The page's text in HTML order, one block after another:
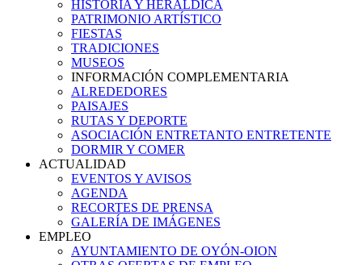
HISTORIA Y HERÁLDICA
PATRIMONIO ARTÍSTICO
FIESTAS
TRADICIONES
MUSEOS
INFORMACIÓN COMPLEMENTARIA
ALREDEDORES
PAISAJES
RUTAS Y DEPORTE
ASOCIACIÓN ENTRETANTO ENTRETENTE
DORMIR Y COMER
ACTUALIDAD
EVENTOS Y AVISOS
AGENDA
RECORTES DE PRENSA
GALERÍA DE IMÁGENES
EMPLEO
AYUNTAMIENTO DE OYÓN-OION